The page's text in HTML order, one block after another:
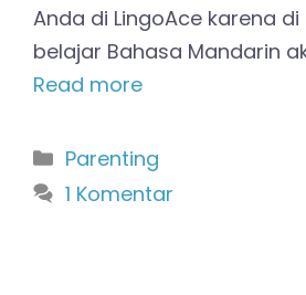
Anda di LingoAce karena
belajar Bahasa Mandarin
Read more
Kategori
Parenting
1 Komentar